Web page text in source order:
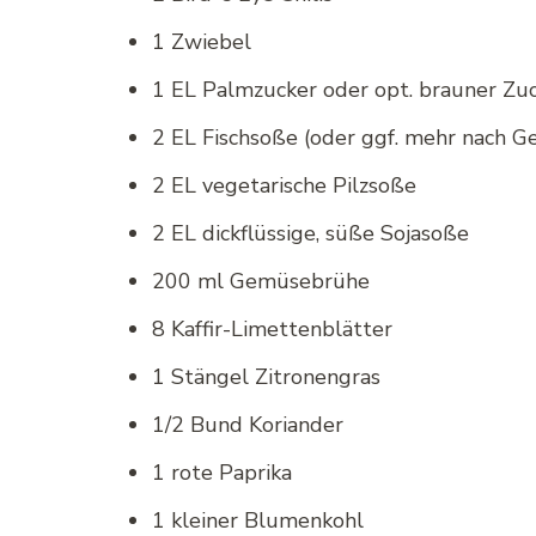
1 Zwiebel
1 EL Palmzucker oder opt. brauner
2 EL Fischsoße (oder ggf. mehr nach
2 EL vegetarische Pilzsoße
2 EL dickflüssige, süße Sojasoße
200 ml Gemüsebrühe
8 Kaffir-Limettenblätter
1 Stängel Zitronengras
1/2 Bund Koriander
1 rote Paprika
1 kleiner Blumenkohl